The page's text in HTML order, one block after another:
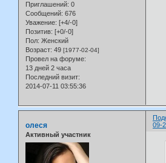
Приглашений: 0
Сообщений: 676
Уважение: [+4/-0]
Позитив: [+0/-0]
Пол: Женский
Возраст: 49 [1977-02-04]
Провел на форуме:
13 дней 2 часа
Последний визит:
2014-07-11 03:55:36
09-
олеся
Активный участник